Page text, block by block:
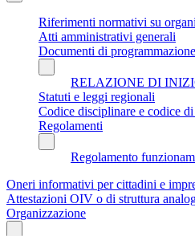
Riferimenti normativi su
Atti amministrativi generali
Documenti di
RELAZIONE DI
Statuti e leggi regionali
Codice disciplinare e codice
Regolamenti
Regolamento
Oneri informativi per cittadini e
Attestazioni OIV o di struttura
Organizzazione